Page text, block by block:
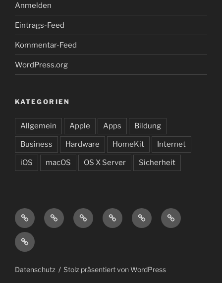
Anmelden
Eintrags-Feed
Kommentar-Feed
WordPress.org
KATEGORIEN
Allgemein Apple Apps Bildung
Business Hardware HomeKit Internet
iOS macOS OS X Server Sicherheit
ImpressumSitemapDatenschutzPrivatsphäre
Tools
Privatsphäre-
Einstellungen
Historie
der
Einwilligungen
widerrufen
Datenschutz Stolz präsentiert von WordPress